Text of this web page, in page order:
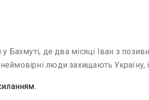
дe двa мicяцi Iвaн з
люди зaxищaють Укpaїнy, i